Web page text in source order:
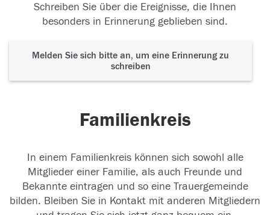
Schreiben Sie über die Ereignisse, die Ihnen
besonders in Erinnerung geblieben sind.
Melden Sie sich bitte an, um eine Erinnerung zu
schreiben
Familienkreis
In einem Familienkreis können sich sowohl alle
Mitglieder einer Familie, als auch Freunde und
Bekannte eintragen und so eine Trauergemeinde
bilden. Bleiben Sie in Kontakt mit anderen Mitgliedern